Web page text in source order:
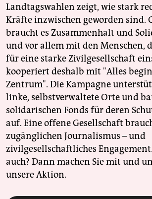
Landtagswahlen zeigt, wie stark
Kräfte inzwischen geworden sind.
braucht es Zusammenhalt und
und vor allem mit den Menschen,
für eine starke Zivilgesellschaft
kooperiert deshalb mit "Alles
Zentrum". Die Kampagne
linke, selbstverwaltete Orte und
solidarischen Fonds für deren
auf. Eine offene Gesellschaft
zugänglichen Journalismus – und
zivilgesellschaftliches
auch? Dann machen Sie mit und
unsere Aktion.